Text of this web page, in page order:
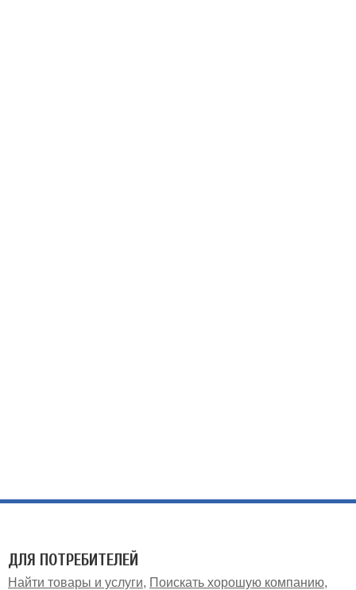
ДЛЯ ПОТРЕБИТЕЛЕЙ
Найти товары и услуги
Поискать хорошую компанию